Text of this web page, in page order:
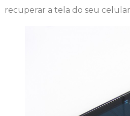
recuperar a tela do seu